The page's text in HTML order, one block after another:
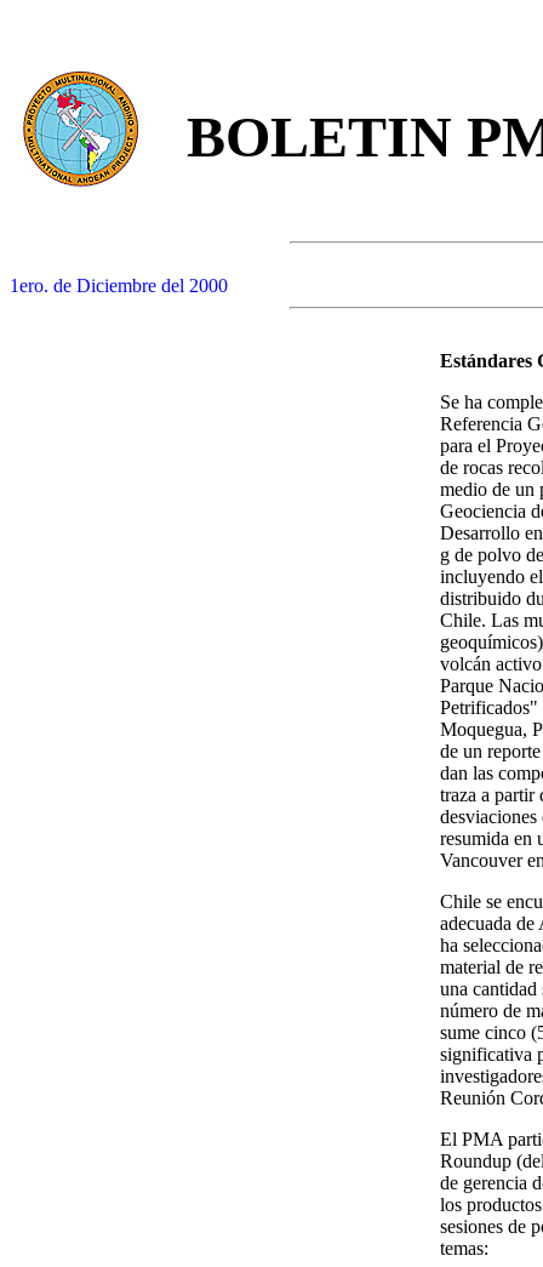
BOLETIN
1ero. de Diciembre del 2000
Estándares
Se ha
Referencia
para el
de rocas
medio de un
Geociencia
Desarrollo
g de polvo
incluyendo
distribuido
Chile. Las
volcán
Parque
Moquegua,
de un
dan las
traza a partir
desviaciones
resumida en
Vancouver
Chile se
adecuada
ha
material de
una cantidad
número de
sume cinco
significativa
Reunión
El PMA
Roundup
de gerencia
los
sesiones de
temas: